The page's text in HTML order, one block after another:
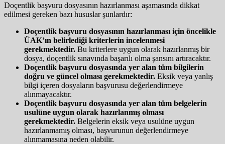
Doçentlik başvuru dosyasının hazırlanması aşamasında dikkat
edilmesi gereken bazı hususlar şunlardır:
Doçentlik başvuru dosyasının hazırlanması için öncelikle
ÜAK’ın belirlediği kriterlerin incelenmesi
gerekmektedir. Bu kriterlere uygun olarak hazırlanmış bir
dosya, doçentlik sınavında başarılı olma şansını artıracaktır.
Doçentlik başvuru dosyasında yer alan tüm bilgilerin
doğru ve güncel olması gerekmektedir. Eksik veya yanlış
bilgi içeren dosyaların başvurusu değerlendirmeye
alınmayacaktır.
Doçentlik başvuru dosyasında yer alan tüm belgelerin
usulüne uygun olarak hazırlanmış olması
gerekmektedir. Belgelerin eksik veya usulüne uygun
hazırlanmamış olması, başvurunun değerlendirmeye
alınmamasına neden olabilir.